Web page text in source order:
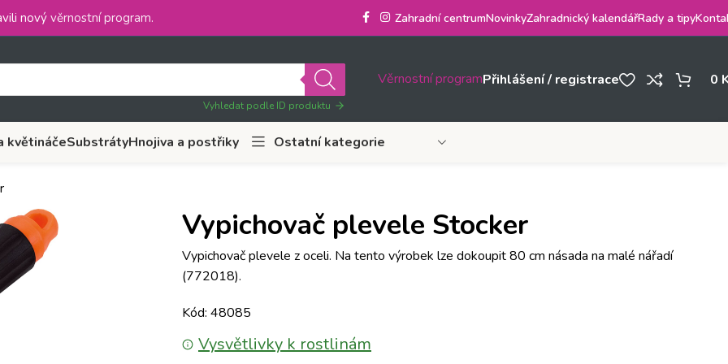
nový věrnostní program. Zahradní centrumNovinkyZahradnický kalendářRady a tipy
Vyhledat podle ID produktu
Věrnostní programPřihlášení / registrace 0
květináčeSubstrátyHnojiva a postřiky Ostatní kategorie
Vypichovač plevele Stocker
Vypichovač plevele z oceli. Na tento výrobek lze dokoupit 80 cm násada na malé nářadí
(772018).
Kód: 48085
Vysvětlivky k rostlinám